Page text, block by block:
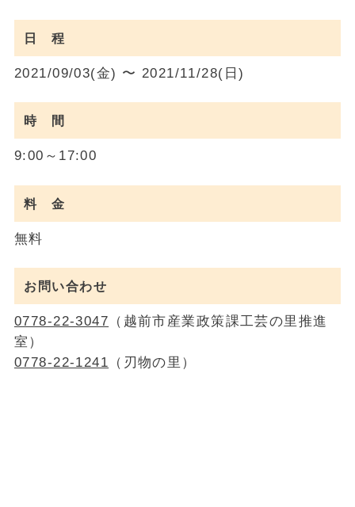
日 程
2021/09/03(金) 〜 2021/11/28(日)
時 間
9:00～17:00
料 金
無料
お問い合わせ
0778‐22‐3047 （越前市産業政策課工芸の里推進
室）
0778‐22‐1241 （刃物の里）